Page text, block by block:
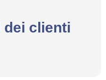
dei clienti